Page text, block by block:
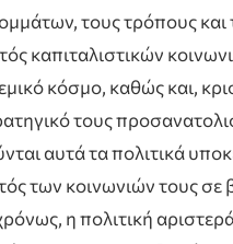
τους τρόπους και
καπιταλιστικών
κόσμο, καθώς και,
τους
αυτά τα πολιτικά
των κοινωνιών τους σε
η πολιτική